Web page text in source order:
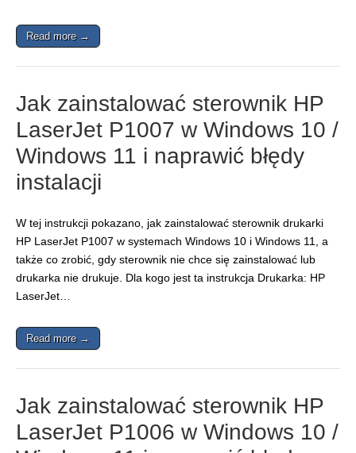
Read more →
Jak zainstalować sterownik HP
LaserJet P1007 w Windows 10 /
Windows 11 i naprawić błędy
instalacji
W tej instrukcji pokazano, jak zainstalować sterownik drukarki
HP LaserJet P1007 w systemach Windows 10 i Windows 11, a
także co zrobić, gdy sterownik nie chce się zainstalować lub
drukarka nie drukuje. Dla kogo jest ta instrukcja Drukarka: HP
LaserJet…
Read more →
Jak zainstalować sterownik HP
LaserJet P1006 w Windows 10 /